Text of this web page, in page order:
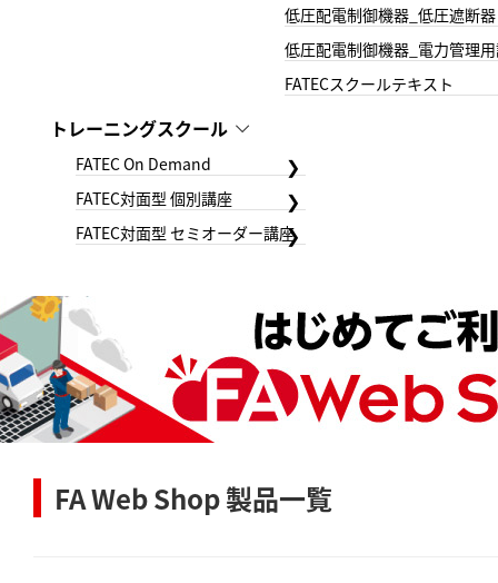
低圧配電制御機器_低圧遮断器
低圧配電制御機器_電力管理
FATECスクールテキスト
トレーニングスクール
FATEC On Demand
FATEC対面型 個別講座
FATEC対面型 セミオーダー講座
FA Web Shop 製品一覧